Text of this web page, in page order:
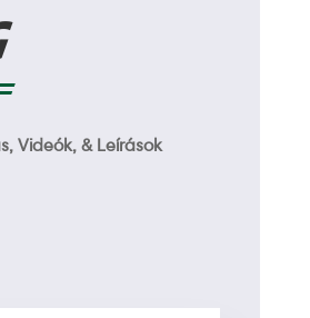
Videók, & Leírások